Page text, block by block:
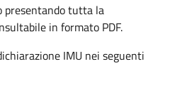
presentando tutta la
in formato PDF.
IMU nei seguenti